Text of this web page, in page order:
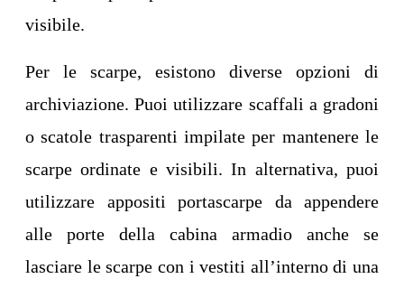
visibile.
Per le scarpe, esistono diverse opzioni di
archiviazione. Puoi utilizzare scaffali a gradoni
o scatole trasparenti impilate per mantenere le
scarpe ordinate e visibili. In alternativa, puoi
utilizzare appositi portascarpe da appendere
alle porte della cabina armadio anche se
lasciare le scarpe con i vestiti all’interno di una